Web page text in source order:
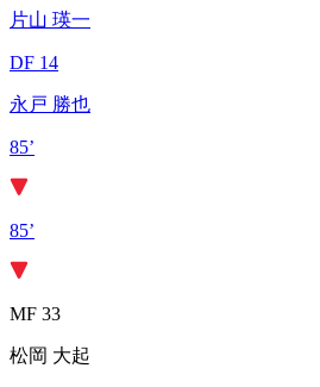
片山 瑛一
DF 14
永戸 勝也
85’
85’
MF 33
松岡 大起